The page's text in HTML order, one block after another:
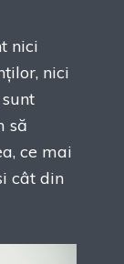
nici
nici
să
ce mai
cât din